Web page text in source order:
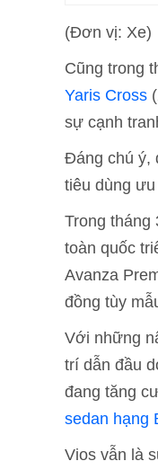
(Đơn vị: Xe)
Cũng trong
Yaris Cross
sự cạnh
Đáng chú ý,
tiêu dùng
Trong tháng
toàn quốc
Avanza
đồng tùy
Với những
trí dẫn đầu
đang tăng
sedan hạng
Vios vẫn là